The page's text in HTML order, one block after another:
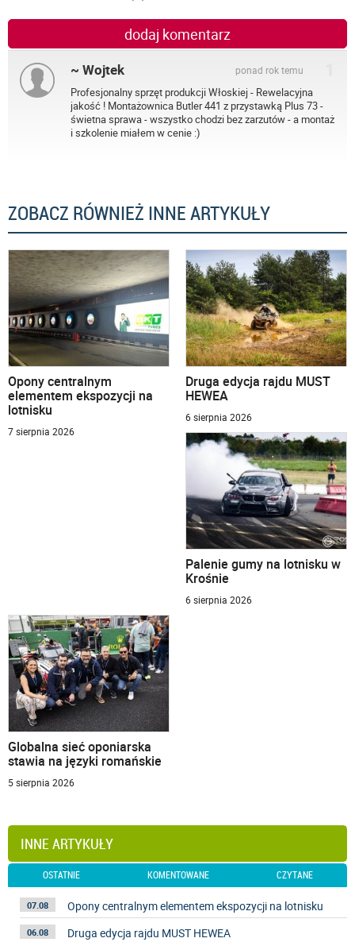
dodaj komentarz
~ Wojtek ponad rok temu
Profesjonalny sprzęt produkcji Włoskiej - Rewelacyjna
jakość ! Montażownica Butler 441 z przystawką Plus 73 -
świetna sprawa - wszystko chodzi bez zarzutów - a montaż
i szkolenie miałem w cenie :)
ZOBACZ RÓWNIEŻ INNE ARTYKUŁY
Opony centralnym
elementem ekspozycji na
lotnisku
7 sierpnia 2026
Druga edycja rajdu MUST
HEWEA
6 sierpnia 2026
Palenie gumy na lotnisku w
Krośnie
6 sierpnia 2026
Globalna sieć oponiarska
stawia na języki romańskie
5 sierpnia 2026
INNE ARTYKUŁY
OSTATNIE KOMENTOWANE CZYTANE
07.08 Opony centralnym elementem ekspozycji na lotnisku
06.08 Druga edycja rajdu MUST HEWEA